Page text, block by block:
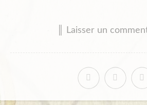
║ Laisser un